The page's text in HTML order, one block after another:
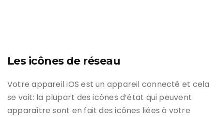
Les icônes de réseau
Votre appareil iOS est un appareil connecté et cela
se voit: la plupart des icônes d’état qui peuvent
apparaître sont en fait des icônes liées à votre